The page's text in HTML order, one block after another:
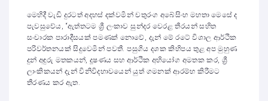
මෙහිදී වැඩි දුරටත් අදහස් දක්වමින් චතුරංග අබේසිංහ මහතා මෙසේ ද
පැවසුවේය, “ඇත්තටම ශ්‍රී ලංකාව සුන්දර වෙරළ තීරයන් සහිත
සංචාරක පාරාදීසයක් පමණක් නොවේ, දැන් මේ රටේ විශාල ආර්ථික
පරිවර්තනයක් සිදුවෙමින් පවතී. පසුගිය දශක කිහිපය තුළ අප මුහුණ
දුන් අඳුරු මතකයන්, දූෂණය සහ ආර්ථික අභියෝග අමතක කර, ශ්‍රී
ලාංකිකයන් දැන් විනිවිදභාවයෙන් යුත් ගමනක් ආරම්භ කිරීමට
තීරණය කර ඇත.